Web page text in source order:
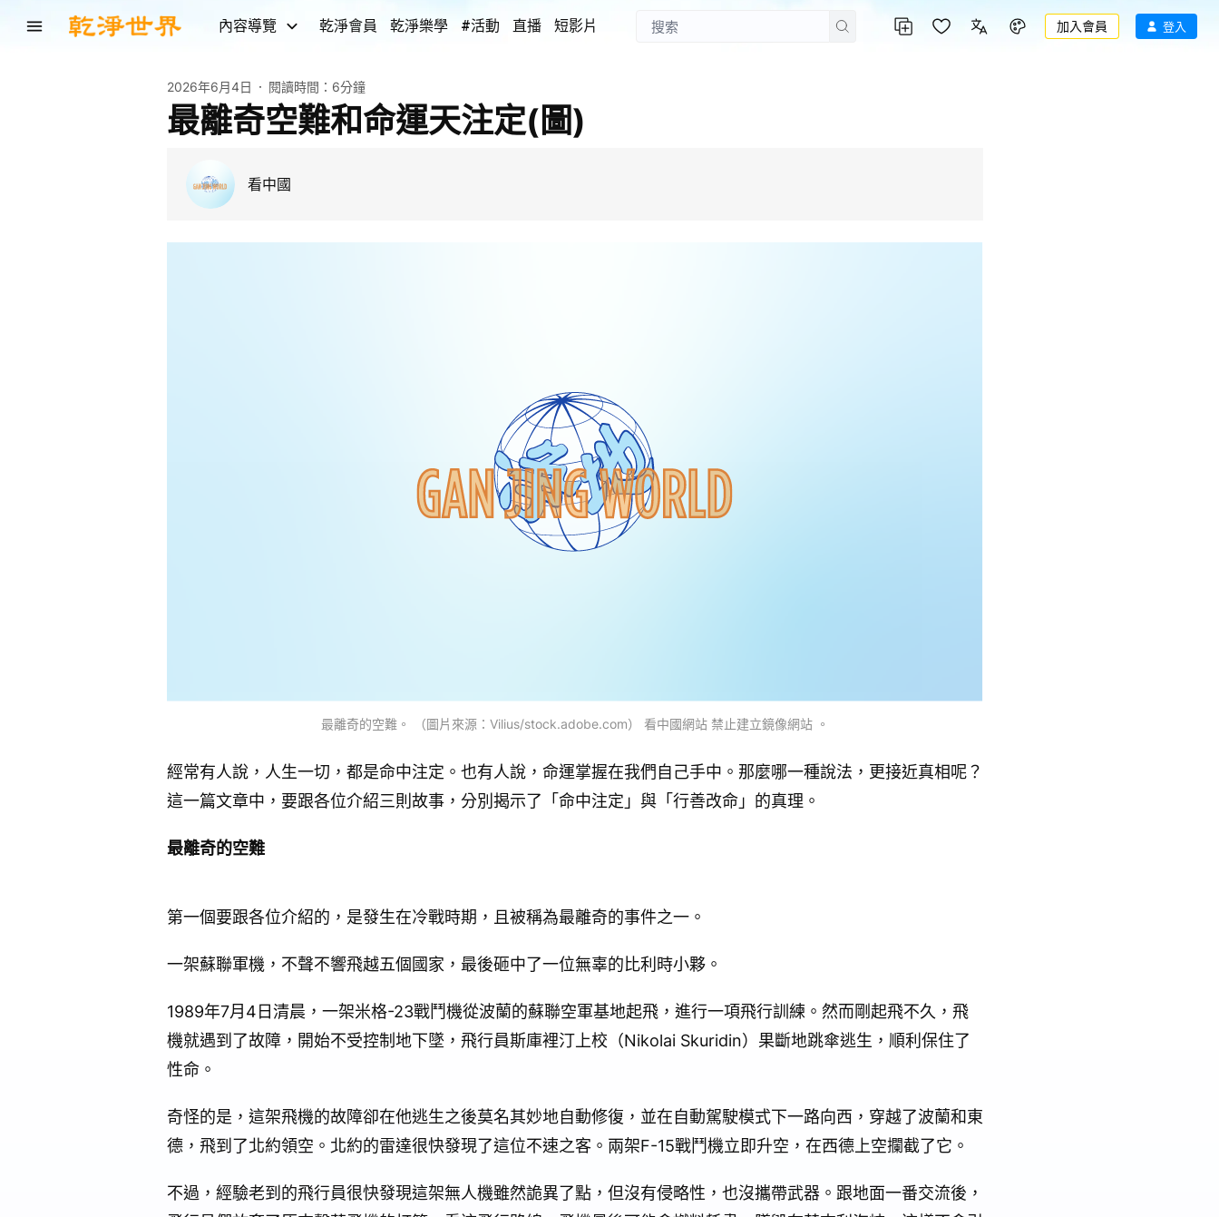
內容導覽 乾淨會員 乾淨樂學 #活動 直播 短影片 加入會員 登入
2026年6月4日 閱讀時間： 6分鐘
最離奇空難和命運天注定(圖)
看中國
最離奇的空難。 （圖片來源：Vilius/stock.adobe.com） 看中國網站 禁止建立鏡像網站 。
經常有人說，人生一切，都是命中注定。也有人說，命運掌握在我們自己手中。那麼哪一種說法，更接近真相呢？
這一篇文章中，要跟各位介紹三則故事，分別揭示了「命中注定」與「行善改命」的真理。
最離奇的空難
第一個要跟各位介紹的，是發生在冷戰時期，且被稱為最離奇的事件之一。
一架蘇聯軍機，不聲不響飛越五個國家，最後砸中了一位無辜的比利時小夥。
1989年7月4日清晨，一架米格-23戰鬥機從波蘭的蘇聯空軍基地起飛，進行一項飛行訓練。然而剛起飛不久，飛
機就遇到了故障，開始不受控制地下墜，飛行員斯庫裡汀上校（Nikolai Skuridin）果斷地跳傘逃生，順利保住了
性命。
奇怪的是，這架飛機的故障卻在他逃生之後莫名其妙地自動修復，並在自動駕駛模式下一路向西，穿越了波蘭和東
德，飛到了北約領空。北約的雷達很快發現了這位不速之客。兩架F-15戰鬥機立即升空，在西德上空攔截了它。
不過，經驗老到的飛行員很快發現這架無人機雖然詭異了點，但沒有侵略性，也沒攜帶武器。跟地面一番交流後，